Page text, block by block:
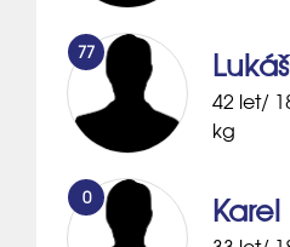
77
42 let/
kg
0 Karel